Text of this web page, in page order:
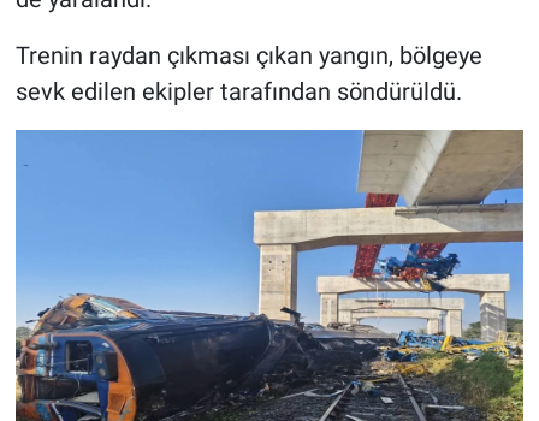
Trenin raydan çıkması çıkan yangın, bölgeye
sevk edilen ekipler tarafından söndürüldü.